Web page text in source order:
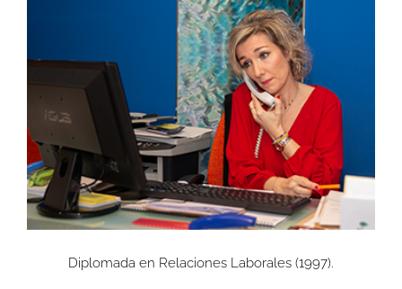
Diplomada en Relaciones Laborales (1997).